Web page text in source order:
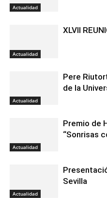
Actualidad
Actualidad
XLVII
Actualidad
Pere
de la
Actualidad
Premio de
“Sonrisas
Actualidad
Sevilla